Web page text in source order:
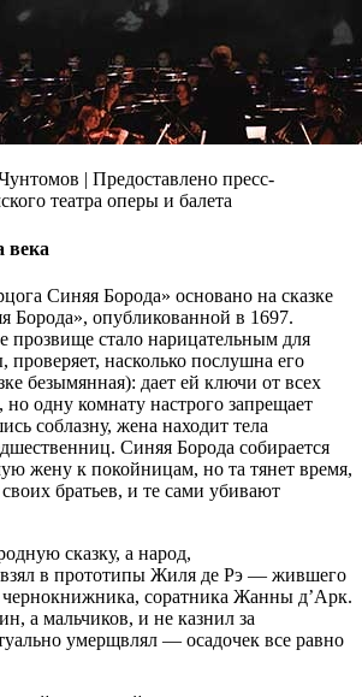
| Предоставлено пресс-
театра оперы и балета
века
Синяя Борода» основано на сказке
Борода», опубликованной в 1697.
прозвище стало нарицательным для
насколько послушна его
безымянная): дает ей ключи от всех
но одну комнату настрого запрещает
соблазну, жена находит тела
Синяя Борода собирается
жену к покойницам, но та тянет время,
братьев, и те сами убивают
сказку, а народ,
в прототипы Жиля де Рэ — жившего
соратника Жанны д’Арк.
а мальчиков, и не казнил за
умерщвлял — осадочек все равно